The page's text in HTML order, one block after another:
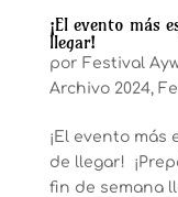
¡El evento más
llegar!
por Festival
Archivo 2024,
¡El evento
de llegar!
fin de semana